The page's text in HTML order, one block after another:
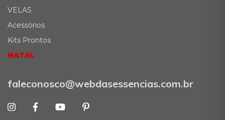
VELAS
Acessórios
Kits Prontos
NATAL
faleconosco@webdasessencias.com.br